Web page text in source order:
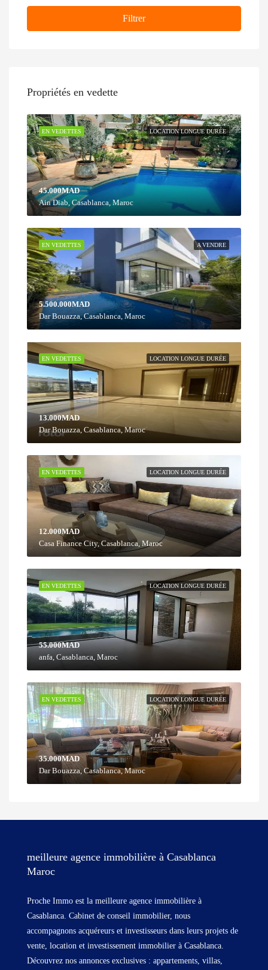
Filtrer
Propriétés en vedette
LOCATION LONGUE DURÉE
EN VEDETTES
45.000MAD
Ain Diab, Casablanca, Maroc
A VENDRE
EN VEDETTES
5.500.000MAD
Dar Bouazza, Casablanca, Maroc
LOCATION LONGUE DURÉE
EN VEDETTES
13.000MAD
Dar Bouazza, Casablanca, Maroc
LOCATION LONGUE DURÉE
EN VEDETTES
12.000MAD
Casa Finance City, Casablanca, Maroc
LOCATION LONGUE DURÉE
EN VEDETTES
55.000MAD
anfa, Casablanca, Maroc
LOCATION LONGUE DURÉE
EN VEDETTES
35.000MAD
Dar Bouazza, Casablanca, Maroc
meilleure agence immobilière à Casablanca
Maroc
Proche Immo est la meilleure agence immobilière à
Casablanca. Cabinet de conseil immobilier, nous
accompagnons acquéreurs et investisseurs dans leurs projets de
vente, location et investissement immobilier à Casablanca.
Découvrez nos annonces exclusives : appartements, villas,